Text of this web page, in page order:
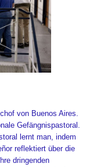
von Buenos Aires.
Gefängnispastoral.
lernt man, indem
reflektiert über die
dringenden